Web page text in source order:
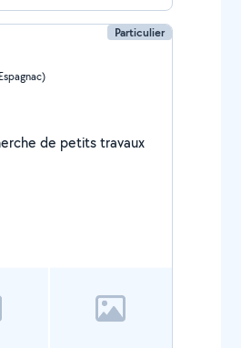
Particulier
de petits travaux